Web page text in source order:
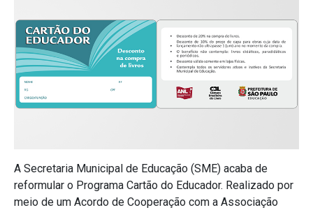
A Secretaria Municipal de Educação (SME) acaba de
reformular o Programa Cartão do Educador. Realizado por
meio de um Acordo de Cooperação com a Associação